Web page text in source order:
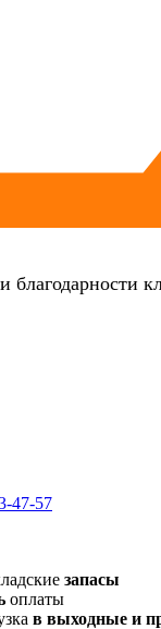
благодарности
47-57
запасы
оплаты
в выходные и